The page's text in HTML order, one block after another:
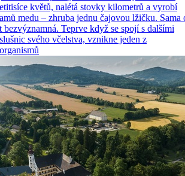
květů, nalétá stovky kilometrů a vyrobí
medu – zhruba jednu čajovou lžičku. Sama
bezvýznamná. Teprve když se spojí s dalšími
svého včelstva, vznikne jeden z